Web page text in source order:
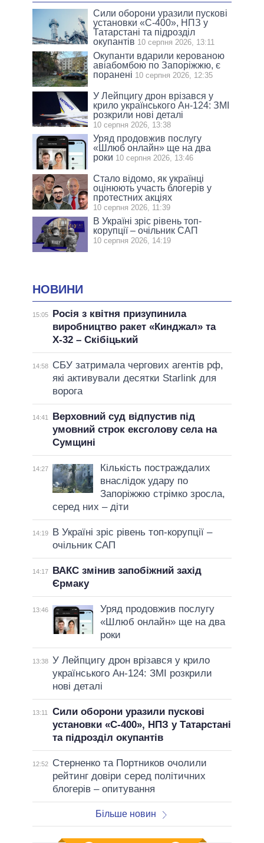
Сили оборони уразили пускові
установки «С-400», НПЗ у
Татарстані та підрозділ
окупантів 10 серпня 2026, 13:11
Окупанти вдарили керованою
авіабомбою по Запоріжжю, є
поранені 10 серпня 2026, 12:35
У Лейпцигу дрон врізався у
крило українського Ан-124: ЗМІ
розкрили нові деталі
10 серпня 2026, 13:38
Уряд продовжив послугу
«Шлюб онлайн» ще на два
роки 10 серпня 2026, 13:46
Стало відомо, як українці
оцінюють участь блогерів у
протестних акціях
10 серпня 2026, 11:39
В Україні зріс рівень топ-
корупції – очільник САП
10 серпня 2026, 14:19
НОВИНИ
15:05
Росія з квітня призупинила
виробництво ракет «Кинджал» та
Х-32 – Скібіцький
14:58
СБУ затримала чергових агентів рф,
які активували десятки Starlink для
ворога
14:41
Верховний суд відпустив під
умовний строк ексголову села на
Сумщині
14:27
Кількість постраждалих
внаслідок удару по
Запоріжжю стрімко зросла,
серед них – діти
14:19
В Україні зріс рівень топ-корупції –
очільник САП
14:17
ВАКС змінив запобіжний захід
Єрмаку
13:46
Уряд продовжив послугу
«Шлюб онлайн» ще на два
роки
13:38 У Лейпцигу дрон врізався у крило
українського Ан-124: ЗМІ розкрили
нові деталі
13:11
Сили оборони уразили пускові
установки «С-400», НПЗ у Татарстані
та підрозділ окупантів
12:52
Стерненко та Портников очолили
рейтинг довіри серед політичних
блогерів – опитування
Більше новин